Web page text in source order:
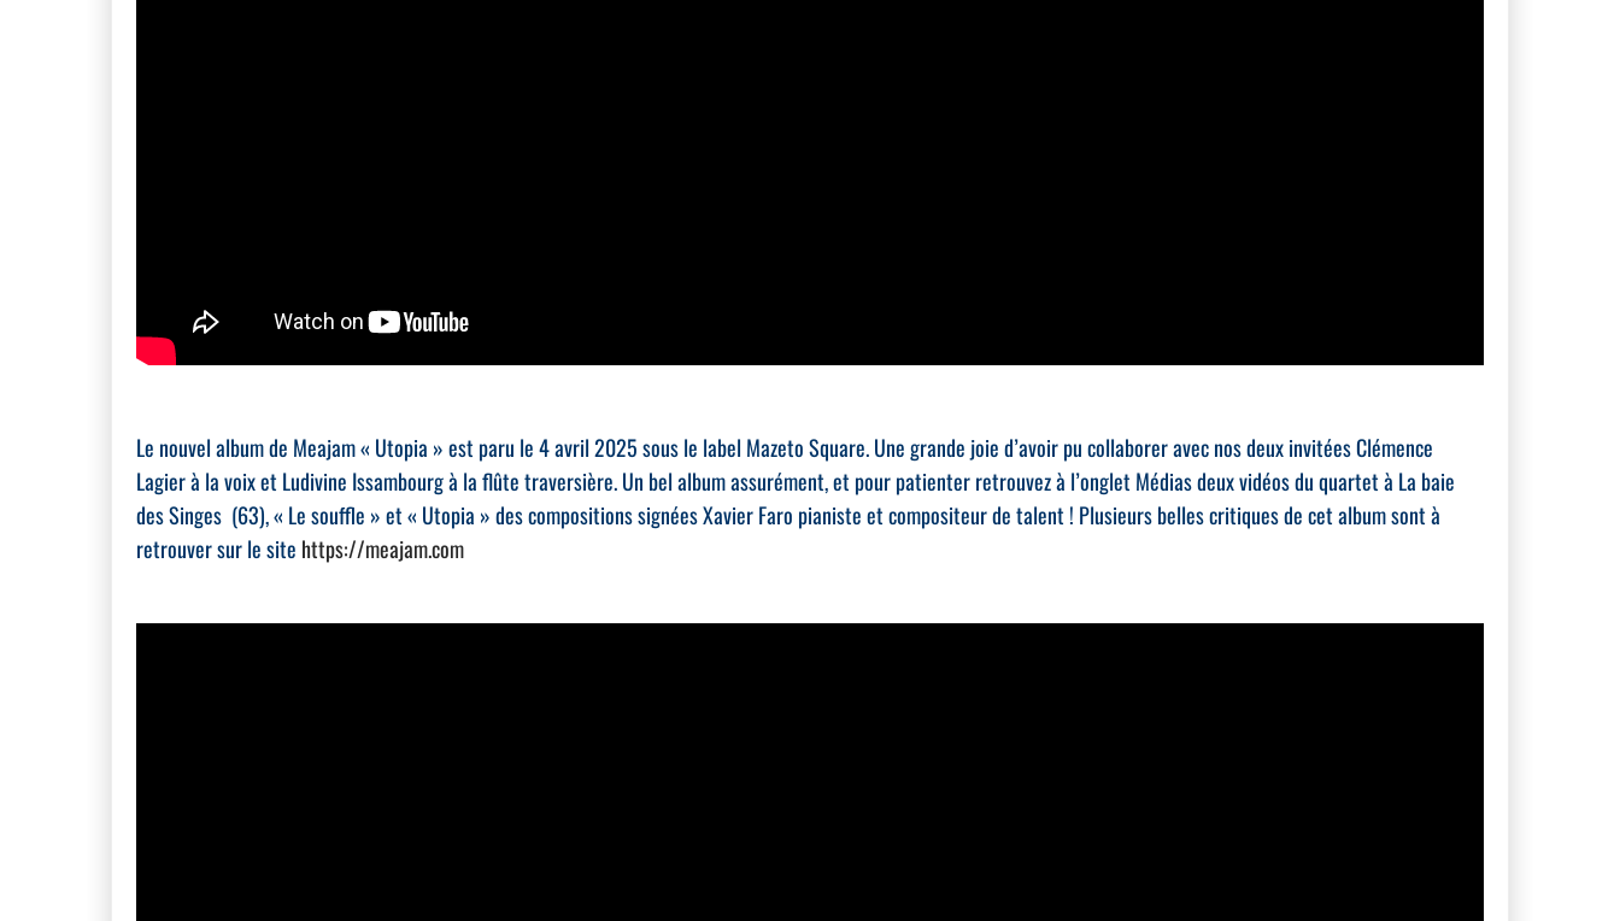
Le nouvel album de Meajam « Utopia » est paru le 4 avril 2025 sous le label Mazeto Square. Une grande joie d’avoir pu collaborer avec nos deux invitées Clémence
Lagier à la voix et Ludivine Issambourg à la flûte traversière. Un bel album assurément, et pour patienter retrouvez à l’onglet Médias deux vidéos du quartet à La baie
des Singes (63), « Le souffle » et « Utopia » des compositions signées Xavier Faro pianiste et compositeur de talent ! Plusieurs belles critiques de cet album sont à
retrouver sur le site https://meajam.com